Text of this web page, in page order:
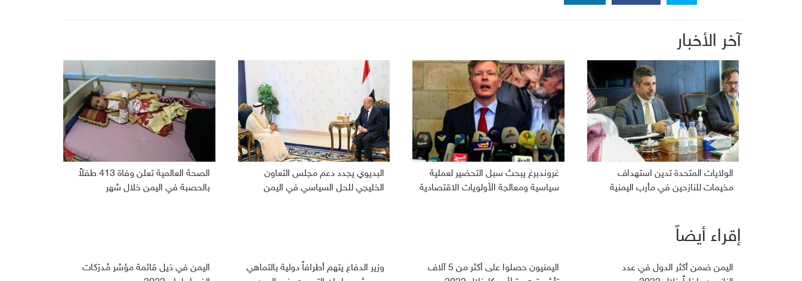
آخر الأخبار
الولايات المتحدة تدين استهداف
مخيمات للنازحين في مأرب اليمنية
غروندبرغ يبحث سبل التحضير لعملية
سياسية ومعالجة الأولويات الاقتصادية
البديوي يجدد دعم مجلس التعاون
الخليجي للحل السياسي في اليمن
الصحة العالمية تعلن وفاة 413 طفلاً
بالحصبة في اليمن خلال شهر
إقراء أيضاً
اليمن ضمن أكثر الدول في عدد
اليمنيون حصلوا على أكثر من 5 آلاف
وزير الدفاع يتهم أطرافاً دولية بالتماهي
اليمن في ذيل قائمة مؤشر مُدرَكات